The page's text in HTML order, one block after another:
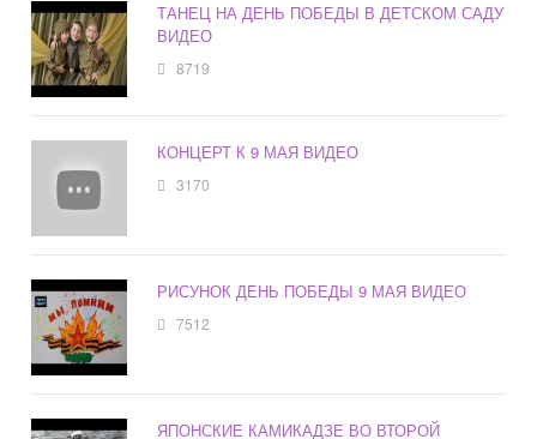
ТАНЕЦ НА ДЕНЬ ПОБЕДЫ В ДЕТСКОМ САДУ
ВИДЕО
8719
КОНЦЕРТ К 9 МАЯ ВИДЕО
3170
РИСУНОК ДЕНЬ ПОБЕДЫ 9 МАЯ ВИДЕО
7512
ЯПОНСКИЕ КАМИКАДЗЕ ВО ВТОРОЙ